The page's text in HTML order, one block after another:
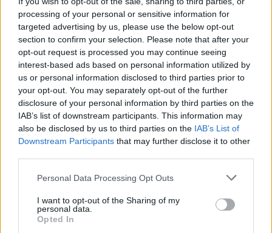
processing of your personal or sensitive information for
targeted advertising by us, please use the below opt-out
section to confirm your selection. Please note that after your
opt-out request is processed you may continue seeing
interest-based ads based on personal information utilized by
us or personal information disclosed to third parties prior to
your opt-out. You may separately opt-out of the further
disclosure of your personal information by third parties on the
IAB’s list of downstream participants. This information may
also be disclosed by us to third parties on the IAB’s List of
Downstream Participants that may further disclose it to other
Please note that this website/app uses one or more Google
not limited to your visit or usage behaviour. You may click to
grant or deny consent to Google and its third-party tags to
use your data for below specified purposes in below Google
Personal Data Processing Opt Outs
I want to opt-out of the Sharing of my
personal data.
Opted In
Σχόλια
Συναγερμός στον
Λυκαβηττό: Βρέθηκε
πτώμα σε σπηλιά κοντά
στο εκκλησάκι των Αγίων
Ισιδώρων - Φωτογραφίες
Η αστυνομία
τουρίστας θέλησε
πληρώσει για να
σε παιδί στην
Έκανε ερωτική